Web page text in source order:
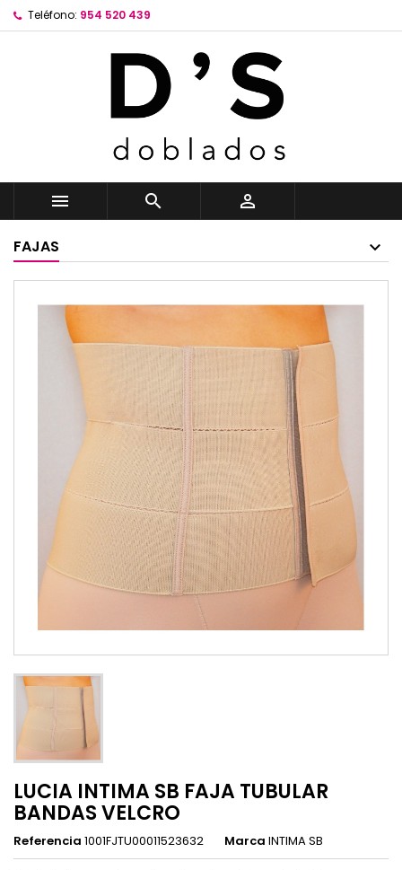
Teléfono: 954 520 439
  
FAJAS
LUCIA INTIMA SB FAJA TUBULAR
BANDAS VELCRO
Referencia 1001FJTU00011523632 Marca INTIMA SB